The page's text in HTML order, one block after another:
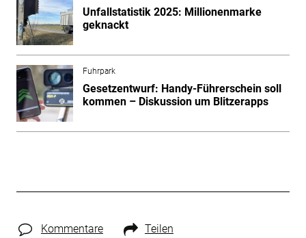
Unfallstatistik 2025: Millionenmarke
geknackt
Fuhrpark
Gesetzentwurf: Handy-Führerschein soll
kommen – Diskussion um Blitzerapps
Kommentare Teilen